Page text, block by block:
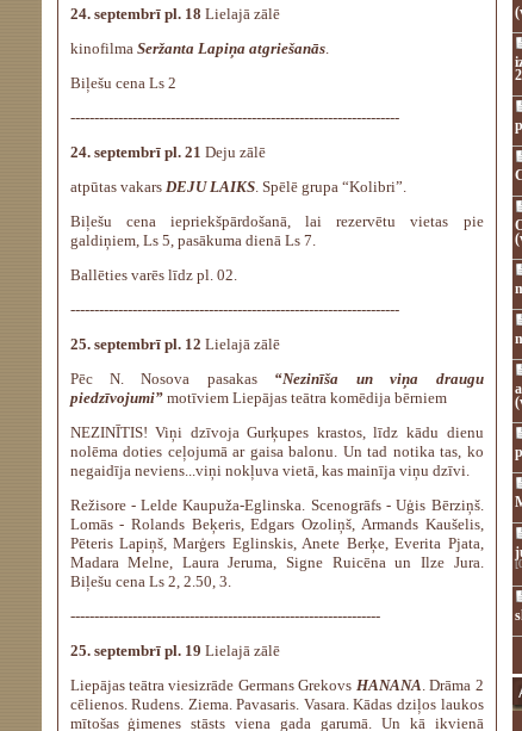
24. septembrī pl. 18 Lielajā zālē
kinofilma Seržanta Lapiņa atgriešanās.
Biļešu cena Ls 2
---------------------------------------------------------------------
24. septembrī pl. 21 Deju zālē
atpūtas vakars DEJU LAIKS. Spēlē grupa “Kolibri”.
Biļešu cena iepriekšpārdošanā, lai rezervētu vietas pie
galdiņiem, Ls 5, pasākuma dienā Ls 7.
Ballēties varēs līdz pl. 02.
---------------------------------------------------------------------
25. septembrī pl. 12 Lielajā zālē
Pēc N. Nosova pasakas “Nezinīša un viņa draugu
piedzīvojumi” motīviem Liepājas teātra komēdija bērniem
NEZINĪTIS! Viņi dzīvoja Gurķupes krastos, līdz kādu dienu
nolēma doties ceļojumā ar gaisa balonu. Un tad notika tas, ko
negaidīja neviens...viņi nokļuva vietā, kas mainīja viņu dzīvi.
Režisore - Lelde Kaupuža-Eglinska. Scenogrāfs - Uģis Bērziņš.
Lomās - Rolands Beķeris, Edgars Ozoliņš, Armands Kaušelis,
Pēteris Lapiņš, Marģers Eglinskis, Anete Berķe, Everita Pjata,
Madara Melne, Laura Jeruma, Signe Ruicēna un Ilze Jura.
Biļešu cena Ls 2, 2.50, 3.
-----------------------------------------------------------------
25. septembrī pl. 19 Lielajā zālē
Liepājas teātra viesizrāde Germans Grekovs HANANA. Drāma 2
cēlienos. Rudens. Ziema. Pavasaris. Vasara. Kādas dziļos laukos
mītošas ģimenes stāsts viena gada garumā. Un kā ikvienā